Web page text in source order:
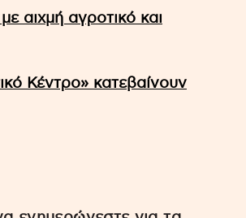
αιχμή αγροτικό και
Κέντρο» κατεβαίνουν